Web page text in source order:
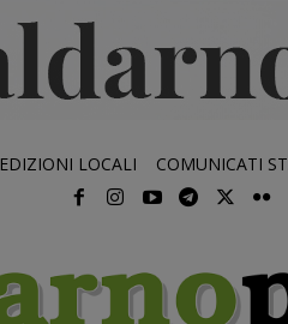
EDIZIONI LOCALI COMUNICATI